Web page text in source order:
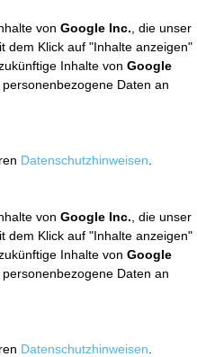
von Google Inc. , die unser
dem Klick auf "Inhalte anzeigen"
Inhalte von Google
Daten an
Datenschutzhinweisen
von Google Inc. , die unser
dem Klick auf "Inhalte anzeigen"
Inhalte von Google
Daten an
Datenschutzhinweisen